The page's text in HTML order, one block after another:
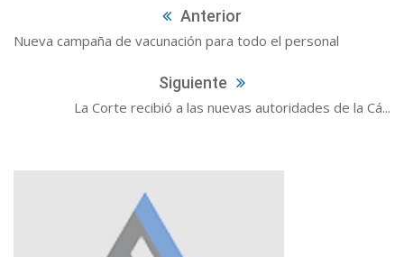
Anterior
Nueva campaña de vacunación para todo el personal
Siguiente
La Corte recibió a las nuevas autoridades de la Cá...